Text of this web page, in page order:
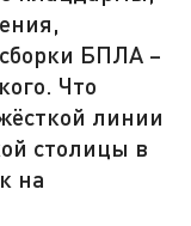
БПЛА –
Что
линии
столицы в
на